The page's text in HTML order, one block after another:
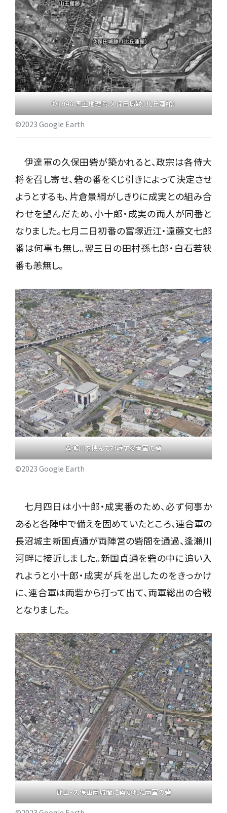
©1948 国土地理院 久保田城跡（比丘蓮館）
©2023 Google Earth
伊達軍の久保田砦が築かれると、政宗は各侍大
将を召し寄せ、砦の番をくじ引きによって決定させ
ようとするも、片倉景綱がしきりに成実との組み合
わせを望んだため、小十郎・成実の両人が同番と
なりました。七月二日初番の富塚近江・遠藤文七郎
番は何事も無し。翌三日の田村孫七郎・白石若狭
番も恙無し。
逢瀬川を挟んで対峙する両軍の砦
©2023 Google Earth
七月四日は小十郎・成実番のため、必ず何事か
あると各陣中で備えを固めていたところ、連合軍の
長沼城主新国貞通が両陣営の砦間を通過、逢瀬川
河畔に接近しました。新国貞通を砦の中に追い入
れようと小十郎・成実が兵を出したのをきっかけ
に、連合軍は両砦から打って出て、両軍総出の合戦
となりました。
郡山・久保田両城間に築かれた両軍の砦